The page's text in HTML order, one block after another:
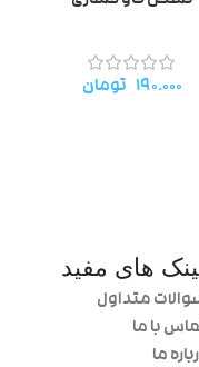
۱۹۰.۰۰۰ تومان
های مفید
متداول
با ما
ما